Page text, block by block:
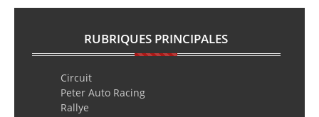
RUBRIQUES PRINCIPALES
Circuit
Peter Auto Racing
Rallye